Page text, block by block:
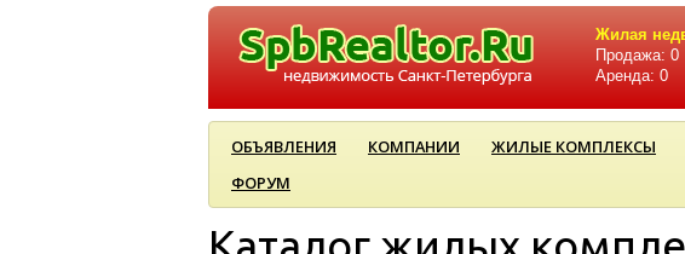
Жилая
Продажа: 0
Аренда: 0
ОБЪЯВЛЕНИЯ КОМПАНИИ ЖИЛЫЕ КОМПЛЕКСЫ
ФОРУМ